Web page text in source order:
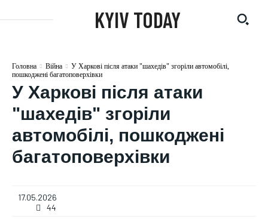
KYIV TODAY
Головна Війна
У Харкові після атаки "шахедів" згоріли автомобілі,
пошкоджені багатоповерхівки
У Харкові після атаки
"шахедів" згоріли
автомобілі, пошкоджені
багатоповерхівки
17.05.2026
44